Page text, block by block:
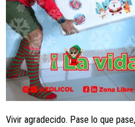
Vivir agradecido. Pase lo que